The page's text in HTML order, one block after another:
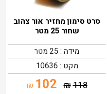
סרט סימון מחזיר אור צהוב
שחור 25 מטר
מידה : 25 מטר
מקט : 10636
118
₪
102
₪